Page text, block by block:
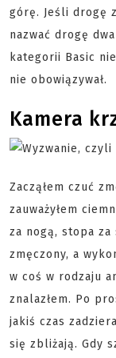
górę. Jeśli drogę
nazwać drogę
kategorii Basic
nie obowiązywał.
Kamera
Zacząłem czuć
zauważyłem
za nogą, stopa za
zmęczony, a
w coś w rodzaju
znalazłem. Po
jakiś czas
się zbliżają. Gdy